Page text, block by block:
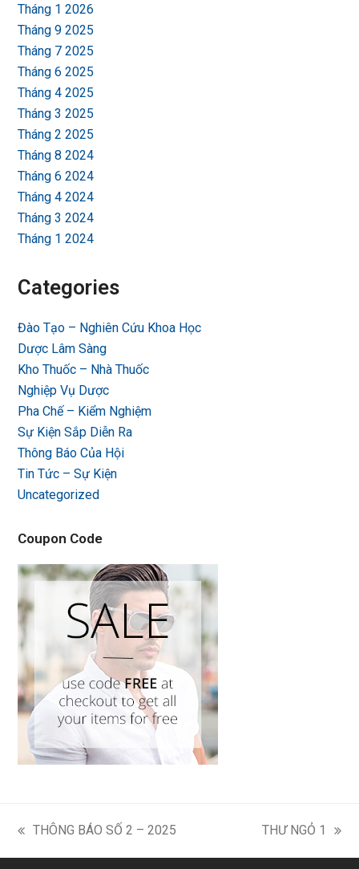
Tháng 1 2026
Tháng 9 2025
Tháng 7 2025
Tháng 6 2025
Tháng 4 2025
Tháng 3 2025
Tháng 2 2025
Tháng 8 2024
Tháng 6 2024
Tháng 4 2024
Tháng 3 2024
Tháng 1 2024
Categories
Đào Tạo – Nghiên Cứu Khoa Học
Dược Lâm Sàng
Kho Thuốc – Nhà Thuốc
Nghiệp Vụ Dược
Pha Chế – Kiểm Nghiệm
Sự Kiện Sắp Diễn Ra
Thông Báo Của Hội
Tin Tức – Sự Kiện
Uncategorized
Coupon Code
previous
post:
THÔNG BÁO SỐ 2 – 2025
next
post:
THƯ NGỎ 1